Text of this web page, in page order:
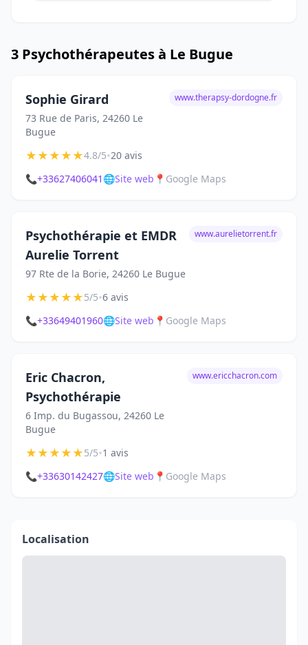
3 Psychothérapeutes à Le Bugue
Sophie Girard
73 Rue de Paris, 24260 Le
Bugue
www.therapsy-dordogne.fr
★★★★★4.8/5•20 avis
📞+33627406041 🌐Site web 📍 Google Maps
Psychothérapie et EMDR
Aurelie Torrent
97 Rte de la Borie, 24260 Le Bugue
www.aurelietorrent.fr
★★★★★5/5•6 avis
📞+33649401960🌐Site web 📍 Google Maps
Eric Chacron,
Psychothérapie
6 Imp. du Bugassou, 24260 Le
Bugue
www.ericchacron.com
★★★★★5/5•1 avis
📞+33630142427🌐Site web 📍 Google Maps
Localisation